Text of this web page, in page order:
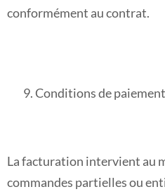
conformément au contrat.
Conditions de
La facturation intervient au
commandes partielles ou